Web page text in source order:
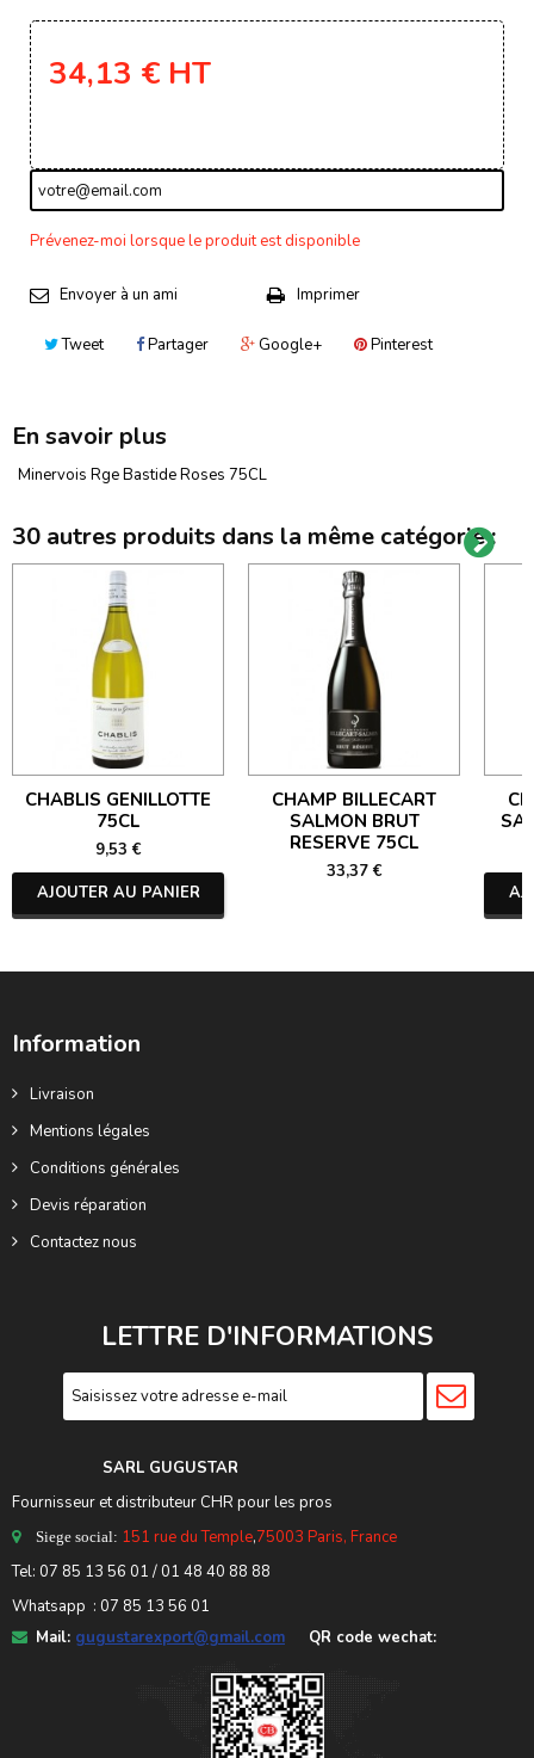
34,13 € HT
Prévenez-moi lorsque le produit est disponible
Envoyer à un ami Imprimer
Tweet Partager Google+ Pinterest
En savoir plus
Minervois Rge Bastide Roses 75CL
30 autres produits dans la même catégorie :
CHABLIS GENILLOTTE
75CL
9,53 €
AJOUTER AU PANIER
CHAMP BILLECART
SALMON BRUT
RESERVE 75CL
33,37 €
Information
Livraison
Mentions légales
Conditions générales
Devis réparation
Contactez nous
LETTRE D'INFORMATIONS
SARL GUGUSTAR
Fournisseur et distributeur CHR pour les pros
Siege social: 151 rue du Temple,75003 Paris, France
Tel: 07 85 13 56 01 / 01 48 40 88 88
Whatsapp : 07 85 13 56 01
Mail: gugustarexport@gmail.com QR code wechat: